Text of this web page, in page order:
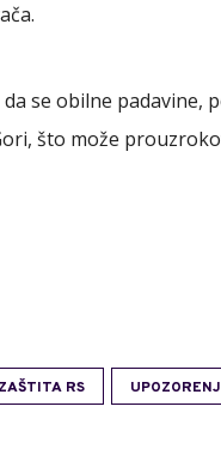
se obilne padavine,
što može
RS